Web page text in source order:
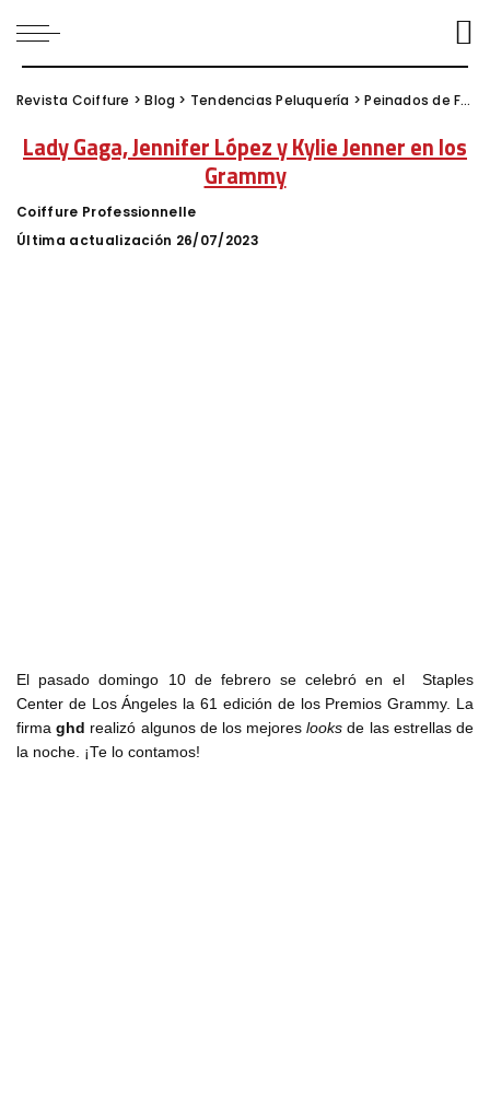
Revista Coiffure >Blog > Tendencias Peluquería >Peinados de Famosos
Lady Gaga, Jennifer López y Kylie Jenner en los
Grammy
Posted
by
Coiffure Professionnelle
Última actualización 26/07/2023
El pasado domingo 10 de febrero se celebró en el Staples
Center de Los Ángeles la 61 edición de los Premios Grammy. La
firmaghd realizó algunos de los mejores looks de las estrellas de
la noche. ¡Te lo contamos!